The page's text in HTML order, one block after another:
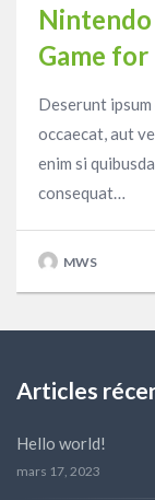
Nintendo
Game for
Deserunt ipsum
occaecat, aut
enim si
consequat…
MWS
Articles
Hello world!
mars 17, 2023